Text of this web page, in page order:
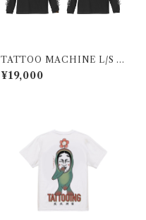
TATTOO MACHINE L/S B
LACK×REFLECTOR
¥19,000